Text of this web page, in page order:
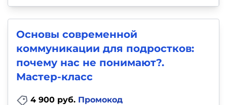
Основы современной
коммуникации для подростков:
почему нас не понимают?.
Мастер-класс
4 900 руб. Промокод